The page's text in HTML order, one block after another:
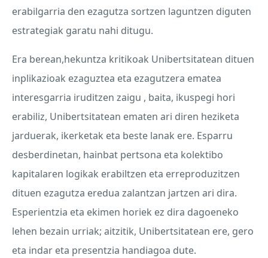
erabilgarria den ezagutza sortzen laguntzen diguten
estrategiak garatu nahi ditugu.
Era berean,hekuntza kritikoak Unibertsitatean dituen
inplikazioak ezaguztea eta ezagutzera ematea
interesgarria iruditzen zaigu , baita, ikuspegi hori
erabiliz, Unibertsitatean ematen ari diren heziketa
jarduerak, ikerketak eta beste lanak ere. Esparru
desberdinetan, hainbat pertsona eta kolektibo
kapitalaren logikak erabiltzen eta erreproduzitzen
dituen ezagutza eredua zalantzan jartzen ari dira.
Esperientzia eta ekimen horiek ez dira dagoeneko
lehen bezain urriak; aitzitik, Unibertsitatean ere, gero
eta indar eta presentzia handiagoa dute.